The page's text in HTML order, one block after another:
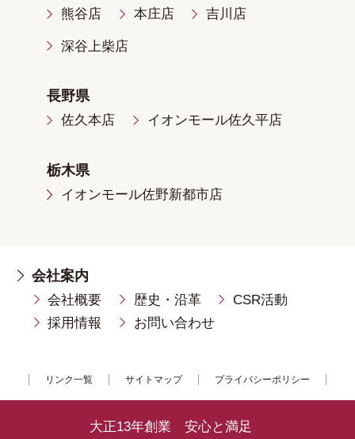
熊谷店 本庄店 吉川店
深谷上柴店
長野県
佐久本店 イオンモール佐久平店
栃木県
イオンモール佐野新都市店
会社案内
会社概要 歴史・沿革
CSR活動
採用情報
お問い合わせ
リンク一覧 サイトマップ プライバシーポリシー
大正13年創業 安心と満足